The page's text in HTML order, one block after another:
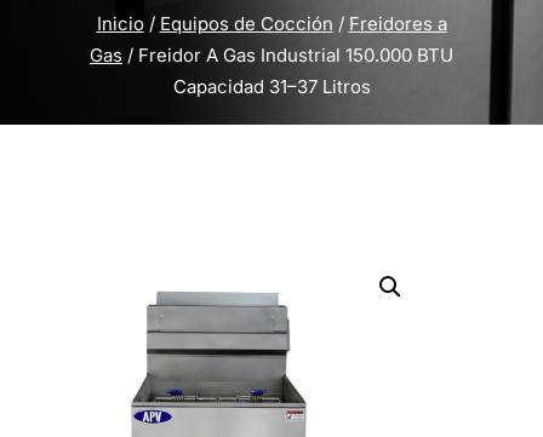
Inicio/ Equipos de Cocción / Freidores a
Gas / Freidor A Gas Industrial 150.000 BTU
Capacidad 31–37 Litros